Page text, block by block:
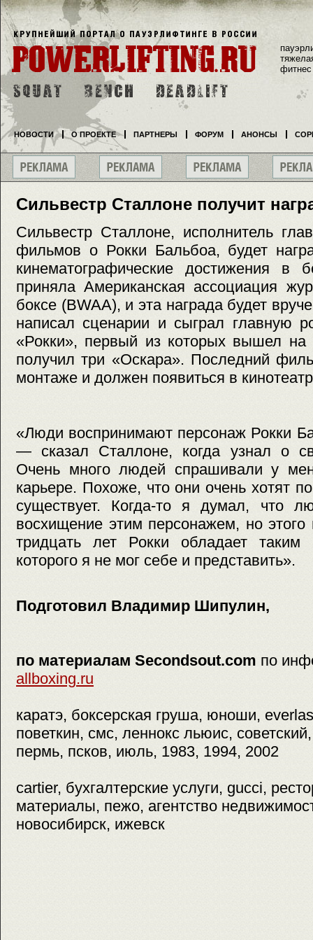
Сильвестр Сталлоне получит
Сильвестр Сталлоне, исполнитель
фильмов о Рокки Бальбоа, будет
кинематографические достижения в
приняла Американская ассоциация
боксе (BWAA), и эта награда будет
написал сценарии и сыграл главную
«Рокки», первый из которых вышел
получил три «Оскара». Последний
монтаже и должен появиться в
«Люди воспринимают персонаж Рокки
— сказал Сталлоне, когда узнал о
Очень много людей спрашивали у
карьере. Похоже, что они очень хотят
существует. Когда-то я думал, что
восхищение этим персонажем, но
тридцать лет Рокки обладает
которого я не мог себе и представить».
Подготовил Владимир Шипулин,
по материалам Secondsout.com по
allboxing.ru
каратэ, боксерская груша, юноши,
поветкин, смс, леннокс льюис,
пермь, псков, июль, 1983, 1994, 2002
cartier, бухгалтерские услуги, gucci,
материалы, пежо, агентство
новосибирск, ижевск
фитнес
НОВОСТИ О ПРОЕКТЕ ПАРТНЕРЫ ФОРУМ АНОНСЫ